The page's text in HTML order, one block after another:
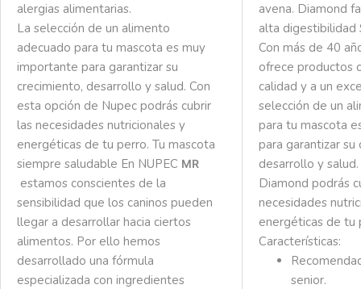
alergias alimentarias.
La selección de un alimento
adecuado para tu mascota es muy
importante para garantizar su
crecimiento, desarrollo y salud. Con
esta opción de Nupec podrás cubrir
las necesidades nutricionales y
energéticas de tu perro. Tu mascota
siempre saludable En NUPEC MR
estamos conscientes de la
sensibilidad que los caninos pueden
llegar a desarrollar hacia ciertos
alimentos. Por ello hemos
desarrollado una fórmula
especializada con ingredientes
avena. Diamond
alta digestibilidad
Con más de 40
ofrece productos
calidad y a un
selección de un
para tu mascota
para garantizar su
desarrollo y
Diamond podrás
necesidades
energéticas de
Características:
senior.